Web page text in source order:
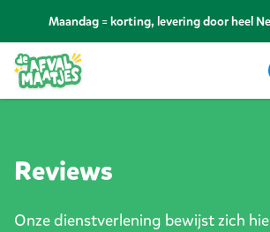
Maandag = korting, levering door heel
Reviews
Onze dienstverlening bewijst zich